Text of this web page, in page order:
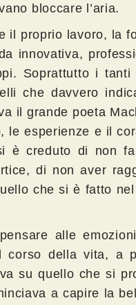
bloccare l’aria.
il proprio lavoro, la
innovativa,
Soprattutto i tanti
che davvero
il grande poeta
le esperienze e il
è creduto di non
di non aver
che si è fatto
alle
corso della vita, a
su quello che si
a capire la